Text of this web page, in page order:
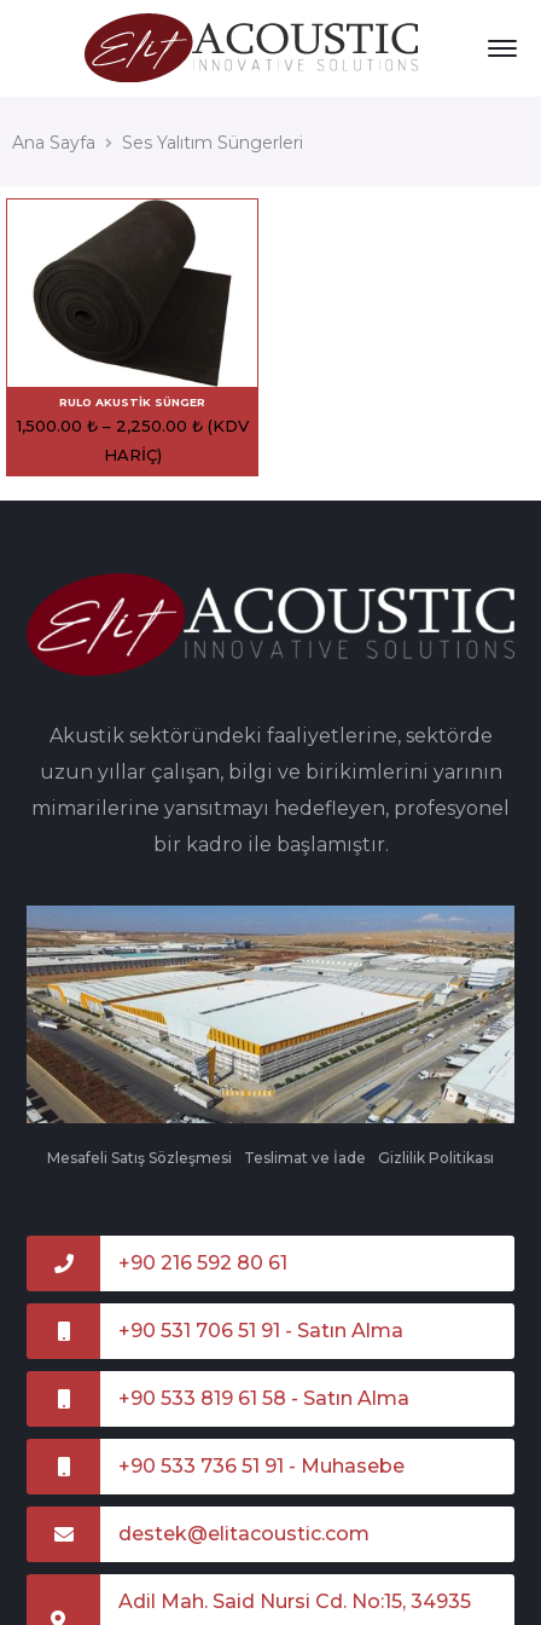
Ana Sayfa Ses Yalıtım Süngerleri
RULO AKUSTIK SÜNGER
1,500.00 ₺– 2,250.00 ₺ (KDV
HARIÇ)
Akustik sektöründeki faaliyetlerine, sektörde
uzun yıllar çalışan, bilgi ve birikimlerini yarının
mimarilerine yansıtmayı hedefleyen, profesyonel
bir kadro ile başlamıştır.
Mesafeli Satış Sözleşmesi Teslimat ve İade Gizlilik Politikası
+90 216 592 80 61
+90 531 706 51 91 - Satın Alma
+90 533 819 61 58 - Satın Alma
+90 533 736 51 91 - Muhasebe
destek@elitacoustic.com
Adil Mah. Said Nursi Cd. No:15, 34935